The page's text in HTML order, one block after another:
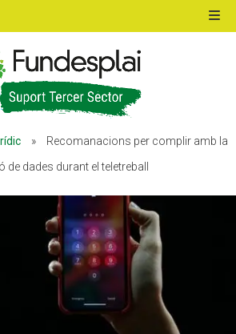
»
Recomanacions per complir amb la
de dades durant el teletreball
D'ESTIU
ESCOLAR
CENTRE ESPLAI
FORMACIÓ
D'ESTIU
ESCOLAR
CENTRE ESPLAI
FORMACIÓ